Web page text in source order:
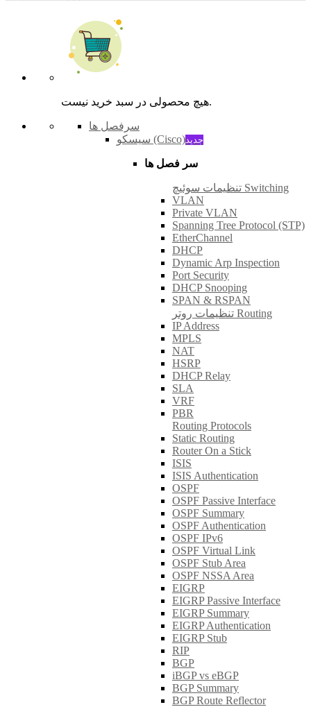
هیچ محصولی در سبد خرید نیست.
سرفصل ها
سیسکو (Cisco)جدید
سر فصل ها
تنظیمات سوئیچ Switching
VLAN
Private VLAN
Spanning Tree Protocol (STP)
EtherChannel
DHCP
Dynamic Arp Inspection
Port Security
DHCP Snooping
SPAN & RSPAN
تنظیمات روتر Routing
IP Address
MPLS
NAT
HSRP
DHCP Relay
SLA
VRF
PBR
Routing Protocols
Static Routing
Router On a Stick
ISIS
ISIS Authentication
OSPF
OSPF Passive Interface
OSPF Summary
OSPF Authentication
OSPF IPv6
OSPF Virtual Link
OSPF Stub Area
OSPF NSSA Area
EIGRP
EIGRP Passive Interface
EIGRP Summary
EIGRP Authentication
EIGRP Stub
RIP
BGP
iBGP vs eBGP
BGP Summary
BGP Route Reflector